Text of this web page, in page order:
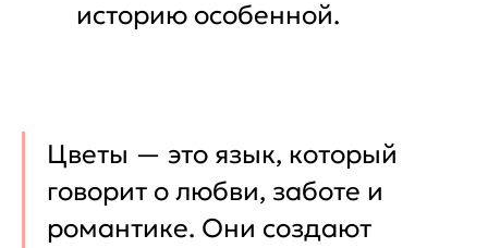
историю особенной.
Цветы — это язык, который
говорит о любви, заботе и
романтике. Они создают